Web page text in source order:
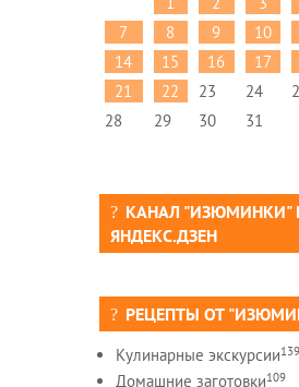
7
8 9 10
14
15 16 17
21
22 23 24
28
29 30 31
КАНАЛ "ИЗЮМИНКИ"
ЯНДЕКС.ДЗЕН
РЕЦЕПТЫ ОТ
Кулинарные экскурсии139
Домашние заготовки109